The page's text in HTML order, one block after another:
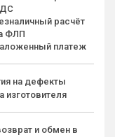
расчёт
ФЛП
платеж
на дефекты
изготовителя
и обмен в